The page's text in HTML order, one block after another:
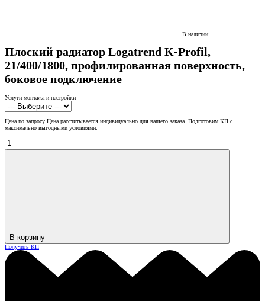
В наличии
Плоский радиатор Logatrend K-Profil,
21/400/1800, профилированная поверхность,
боковое подключение
Услуги монтажа и настройки
Цена по запросу Цена рассчитывается индивидуально для вашего заказа. Подготовим КП с
максимально выгодными условиями.
В корзину
Получить КП